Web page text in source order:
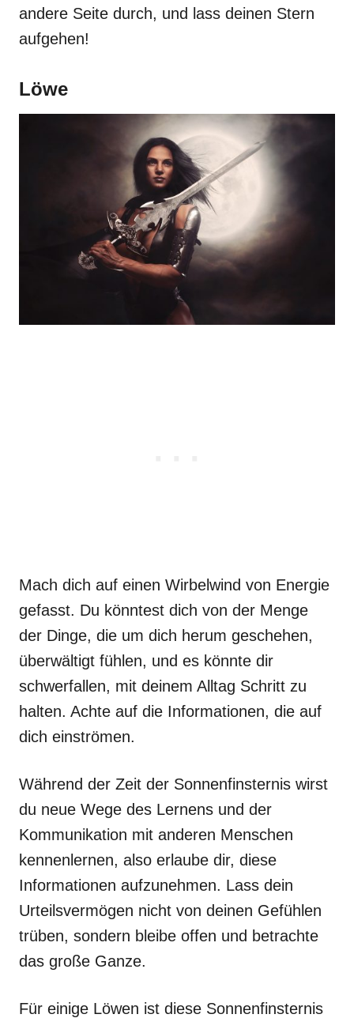
andere Seite durch, und lass deinen Stern
aufgehen!
Löwe
Mach dich auf einen Wirbelwind von Energie
gefasst. Du könntest dich von der Menge
der Dinge, die um dich herum geschehen,
überwältigt fühlen, und es könnte dir
schwerfallen, mit deinem Alltag Schritt zu
halten. Achte auf die Informationen, die auf
dich einströmen.
Während der Zeit der Sonnenfinsternis wirst
du neue Wege des Lernens und der
Kommunikation mit anderen Menschen
kennenlernen, also erlaube dir, diese
Informationen aufzunehmen. Lass dein
Urteilsvermögen nicht von deinen Gefühlen
trüben, sondern bleibe offen und betrachte
das große Ganze.
Für einige Löwen ist diese Sonnenfinsternis